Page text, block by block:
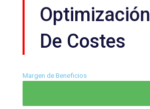
Optimización
De Costes
Margen de Beneficios